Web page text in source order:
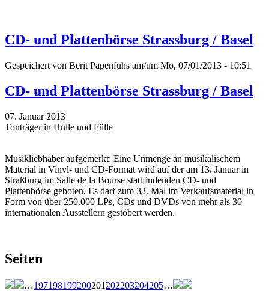
CD- und Plattenbörse Strassburg / Basel
Gespeichert von Berit Papenfuhs am/um Mo, 07/01/2013 - 10:51
CD- und Plattenbörse Strassburg / Basel
07. Januar 2013
Tonträger in Hülle und Fülle
Musikliebhaber aufgemerkt: Eine Unmenge an musikalischem
Material in Vinyl- und CD-Format wird auf der am 13. Januar in
Straßburg im Salle de la Bourse stattfindenden CD- und
Plattenbörse geboten. Es darf zum 33. Mal im Verkaufsmaterial in
Form von über 250.000 LPs, CDs und DVDs von mehr als 30
internationalen Ausstellern gestöbert werden.
Seiten
…197198199200201 202203204205…